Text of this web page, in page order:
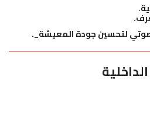
لتحسين جودة المعيشة_.